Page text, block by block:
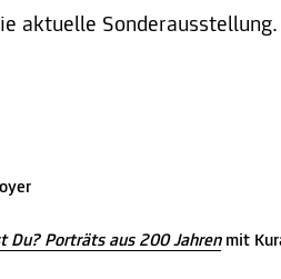
aktuelle Sonderausstellung.
Du? Porträts aus 200 Jahren mit